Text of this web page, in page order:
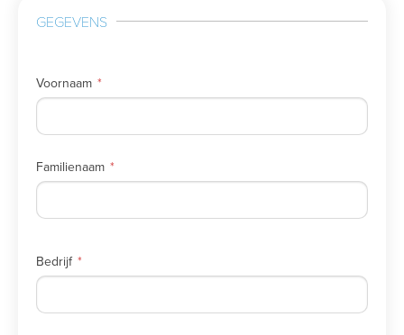
GEGEVENS
Voornaam
Familienaam
Bedrijf